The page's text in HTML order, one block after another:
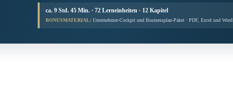
ca. 9 Std. 45 Min. · 72 Lerneinheiten · 12 Kapitel
BONUSMATERIAL: Unternehmer-Cockpit und Businessplan-Paket · PDF, Excel und Word